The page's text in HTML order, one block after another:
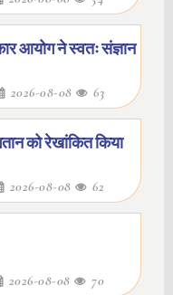
आयोग ने स्वतः संज्ञान
2026-08-08 63
को रेखांकित किया
2026-08-08 62
2026-08-08 70